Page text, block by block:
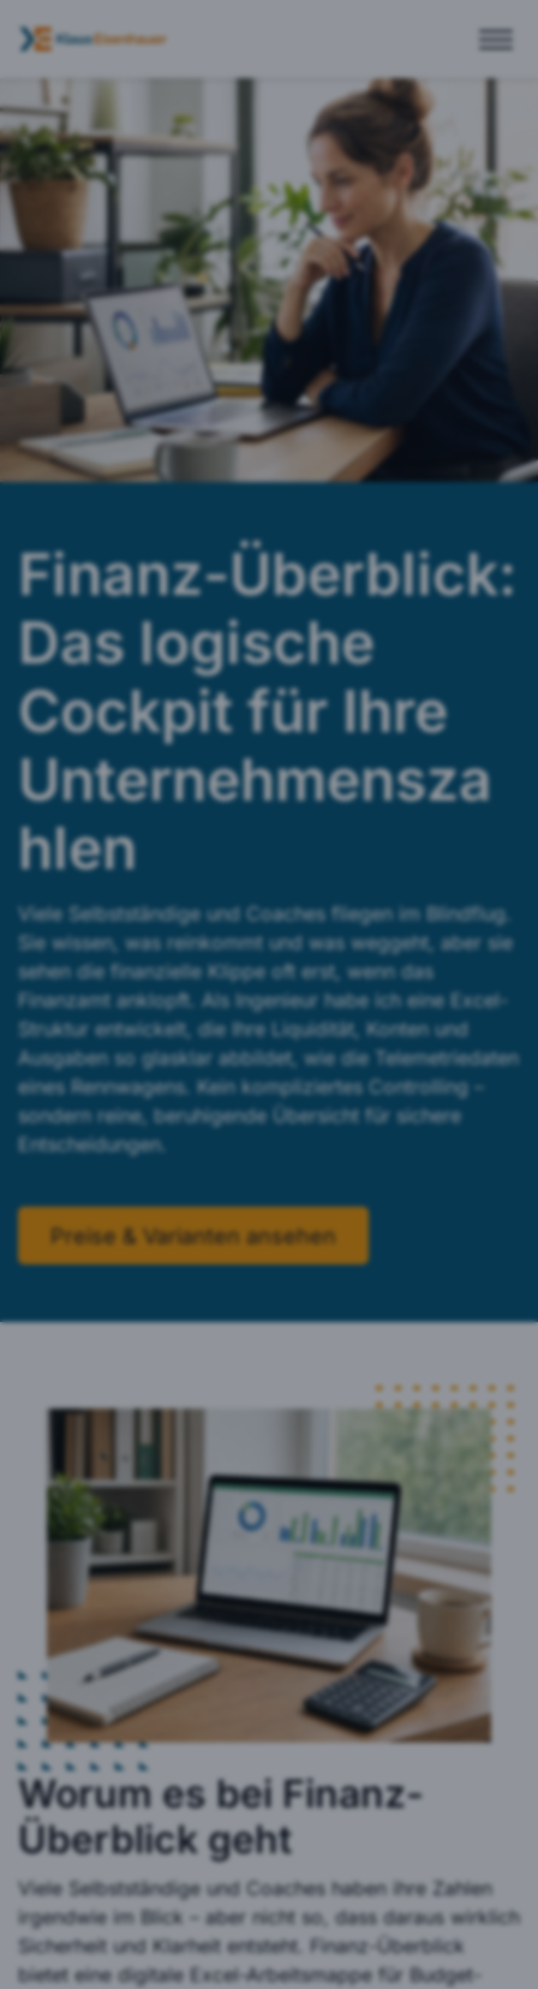
Finanz-Überblick:
Das logische
Cockpit für Ihre
Unternehmensza
hlen
Viele Selbstständige und Coaches fliegen im Blindflug.
Sie wissen, was reinkommt und was weggeht, aber sie
sehen die finanzielle Klippe oft erst, wenn das
Finanzamt anklopft. Als Ingenieur habe ich eine Excel-
Struktur entwickelt, die Ihre Liquidität, Konten und
Ausgaben so glasklar abbildet, wie die Telemetriedaten
eines Rennwagens. Kein kompliziertes Controlling –
sondern reine, beruhigende Übersicht für sichere
Entscheidungen.
Preise & Varianten ansehen
Worum es bei Finanz-
Überblick geht
Viele Selbstständige und Coaches haben ihre Zahlen
irgendwie im Blick – aber nicht so, dass daraus wirklich
Sicherheit und Klarheit entsteht. Finanz-Überblick
bietet eine digitale Excel-Arbeitsmappe für Budget-